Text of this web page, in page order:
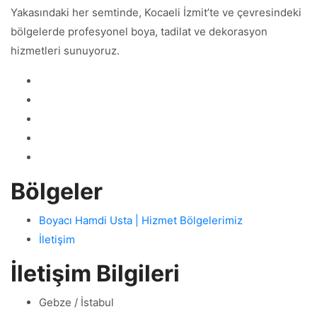
Yakasındaki her semtinde, Kocaeli İzmit’te ve çevresindeki
bölgelerde profesyonel boya, tadilat ve dekorasyon
hizmetleri sunuyoruz.
Bölgeler
Boyacı Hamdi Usta | Hizmet Bölgelerimiz
İletişim
İletişim Bilgileri
Gebze / İstabul